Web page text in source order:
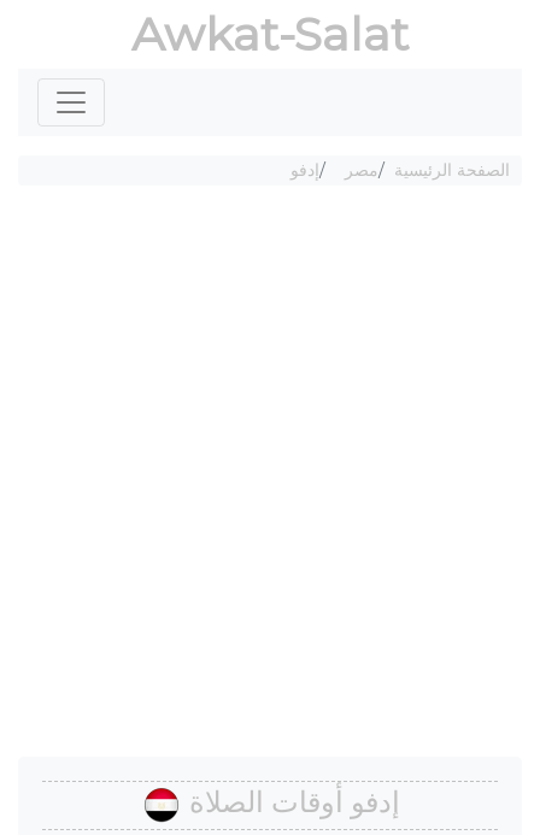
Awkat-Salat
الصفحة الرئيسية مصر إدفو
إدفو أوقات الصلاة